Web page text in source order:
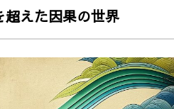
超えた因果の世界